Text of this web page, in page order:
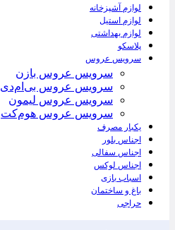
لوازم آشپزخانه
لوازم استیل
لوازم بهداشتی
پلاسکو
سرویس عروس
سرویس عروس بازن
سرویس عروس بی‌ام‌دی
سرویس عروس لیمون
سرویس عروس هوم‌کت
یکبار مصرف
اجناس بلور
اجناس سفالی
اجناس لوکس
اسباب بازی
باغ و ساختمان
حراجی